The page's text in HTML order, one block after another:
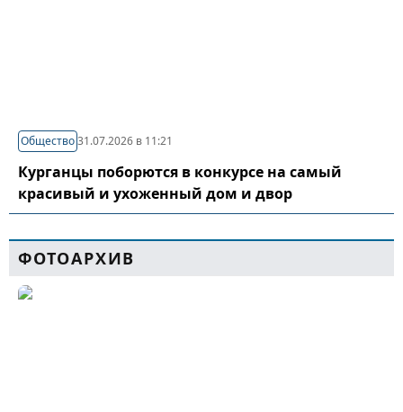
Общество31.07.2026 в 11:21
Курганцы поборются в конкурсе на самый
красивый и ухоженный дом и двор
ФОТОАРХИВ